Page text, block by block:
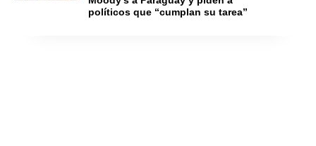
políticos que “cumplan su tarea”